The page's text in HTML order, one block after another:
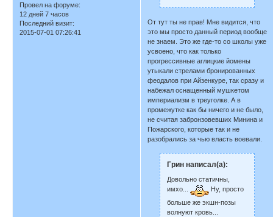
Провел на форуме:
12 дней 7 часов
Последний визит:
2015-07-01 07:26:41
От тут ты не прав! Мне видится, что
это мы просто данный период вообще
не знаем. Это же где-то со школы уже
усвоено, что как только
прогрессивные аглицкие йомены
утыкали стрелами бронированных
феодалов при Айзенкуре, так сразу и
набежал оснащенный мушкетом
империализм в треуголке. А в
промежутке как бы ничего и не было,
не считая забронзовевших Минина и
Пожарского, которые так и не
разобрались за чью власть воевали.
Грин написал(а):
Довольно статичны,
имхо...
Ну, просто
больше же экшн-позы
волнуют кровь...